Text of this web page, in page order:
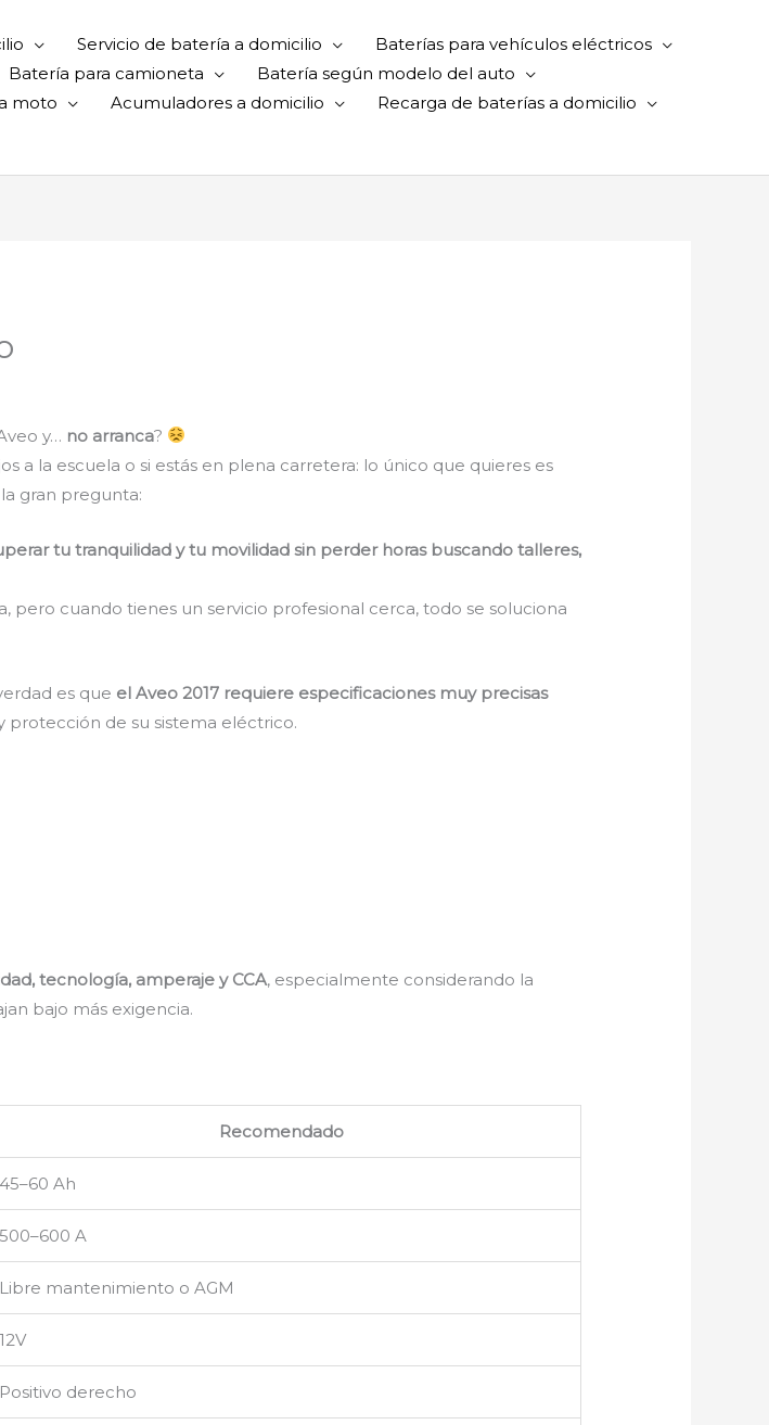
Servicio de batería a domicilio
Baterías para vehículos eléctricos
Batería para camioneta
Batería según modelo del auto
moto Acumuladores a domicilio
Recarga de baterías a domicilio
y… no arranca?
a la escuela o si estás en plena carretera: lo único que quieres es
gran pregunta:
tu tranquilidad y tu movilidad sin perder horas buscando talleres,
cuando tienes un servicio profesional cerca, todo se soluciona
es que el Aveo 2017 requiere especificaciones muy precisas
de su sistema eléctrico.
tecnología, amperaje y CCA, especialmente considerando la
bajo más exigencia.
Recomendado
45–60 Ah
500–600 A
Libre mantenimiento o AGM
12V
Positivo derecho